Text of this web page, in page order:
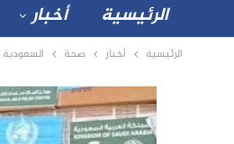
الرئيسية أخبار
الرئيسية أخبار صحة السعودية